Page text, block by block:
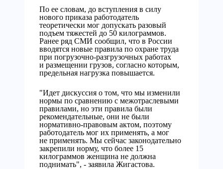
По ее словам, до вступления в силу
нового приказа работодатель
теоретически мог допускать разовый
подъем тяжестей до 50 килограммов.
Ранее ряд СМИ сообщил, что в России
вводятся новые правила по охране труда
при погрузочно-разгрузочных работах
и размещении грузов, согласно которым,
предельная нагрузка повышается.
"Идет дискуссия о том, что мы изменили
нормы по сравнению с межотраслевыми
правилами, но эти правила были
рекомендательные, они не были
нормативно-правовым актом, поэтому
работодатель мог их применять, а мог
не применять. Мы сейчас законодательно
закрепили норму, что более 15
килограммов женщина не должна
поднимать", - заявила Жигастова.